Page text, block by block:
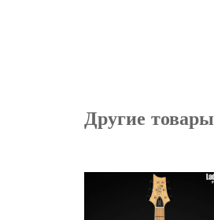
Другие товары